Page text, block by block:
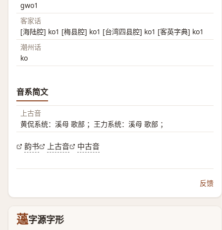
gwo1
客家话
[海陆腔] ko1 [梅县腔] ko1 [台湾四县腔] ko1 [客英字典] ko1
潮州话
ko
音系简文
上古音
黄侃系统：溪母 歌部 ；王力系统：溪母 歌部 ；
韵书 上古音 中古音
反馈
薖字源字形